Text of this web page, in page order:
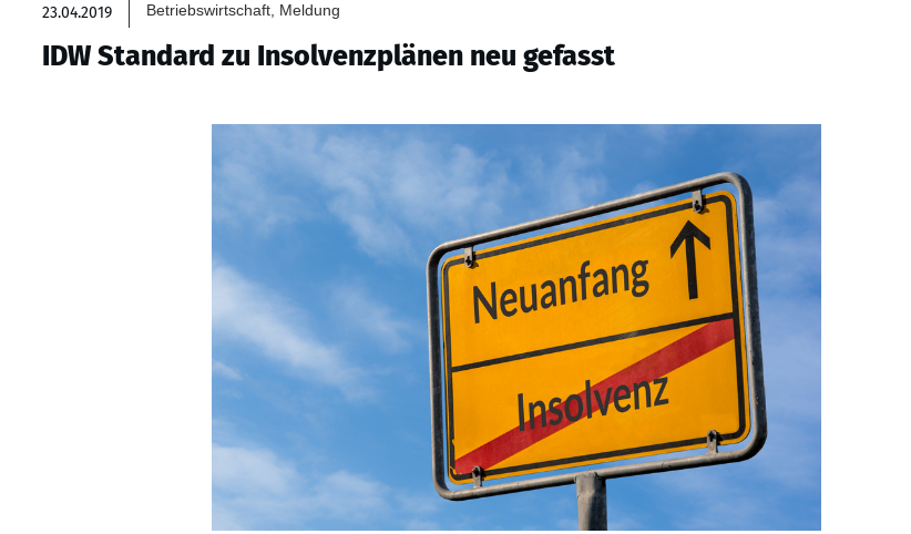
23.04.2019 Betriebswirtschaft, Meldung
IDW Standard zu Insolvenzplänen neu gefasst